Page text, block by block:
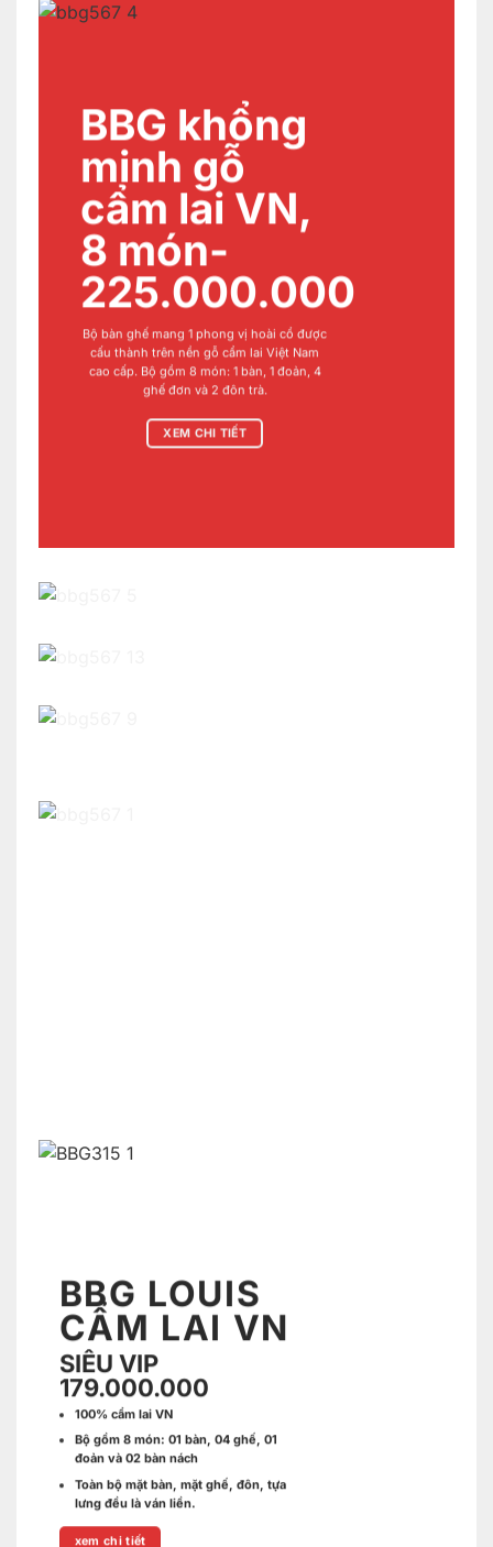
BBG khổng
minh gỗ
cẩm lai VN,
8 món-
225.000.000
Bộ bàn ghế mang 1 phong vị hoài cổ được
cấu thành trên nền gỗ cẩm lai Việt Nam
cao cấp. Bộ gồm 8 món: 1 bàn, 1 đoản, 4
ghế đơn và 2 đôn trà.
XEM CHI TIẾT
BBG LOUIS
CẨM LAI VN
SIÊU VIP
179.000.000
100% cẩm lai VN
Bộ gồm 8 món: 01 bàn, 04 ghế, 01
đoản và 02 bàn nách
Toàn bộ mặt bàn, mặt ghế, đôn, tựa
lưng đều là ván liền.
xem chi tiết